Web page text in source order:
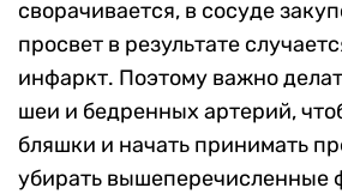
сворачивается, в сосуде
просвет в результате
инфаркт. Поэтому важно
шеи и бедренных артерий,
бляшки и начать принимать
убирать вышеперечисленные